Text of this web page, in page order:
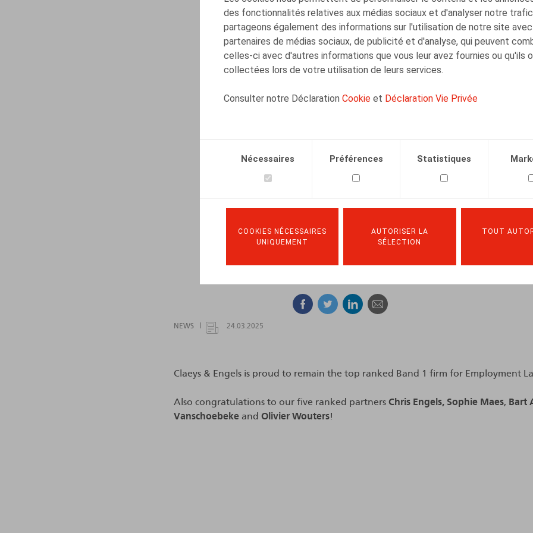
des fonctionnalités relatives aux médias sociaux et d'analyser notre
partageons également des informations sur l'utilisation de notre site
partenaires de médias sociaux, de publicité et d'analyse, qui peuvent
celles-ci avec d'autres informations que vous leur avez fournies ou qu'ils
collectées lors de votre utilisation de leurs services.
Consulter notre Déclaration Cookie et Déclaration Vie Privée
Nécessaires Préférences Statistiques
COOKIES NÉCESSAIRES
UNIQUEMENT
AUTORISER LA
SÉLECTION
TOUT
NEWS 24.03.2025
Claeys & Engels is proud to remain the top ranked Band 1 firm for Employment
Also congratulations to our five ranked partners Chris Engels, Sophie Maes, Bart
Vanschoebeke and Olivier Wouters!
Associé
Olivier Wouters
Facebook
TwitterLinkedinCourriel